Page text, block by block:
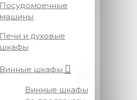
Посудомоечные
машины
Печи и духовые
шкафы
Винные шкафы
Винные шкафы